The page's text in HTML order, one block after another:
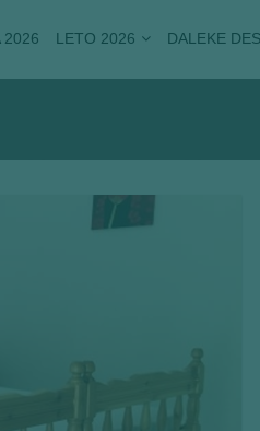
2026 LETO 2026 DALEKE